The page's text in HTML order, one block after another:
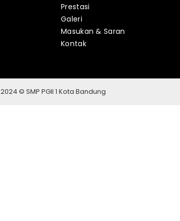
Prestasi
Galeri
Masukan & Saran
Kontak
2024 © SMP PGII 1 Kota Bandung